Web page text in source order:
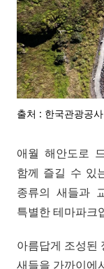
출처 : 한국관광공
애월 해안도로
함께 즐길 수 있
종류의 새들과
특별한 테마파크
아름답게 조성된
새들을 가까이에